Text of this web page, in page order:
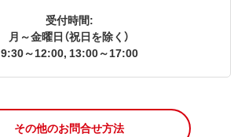
受付時間:
月～金曜日（祝日を除く）
9:30～12:00, 13:00～17:00
その他のお問合せ方法